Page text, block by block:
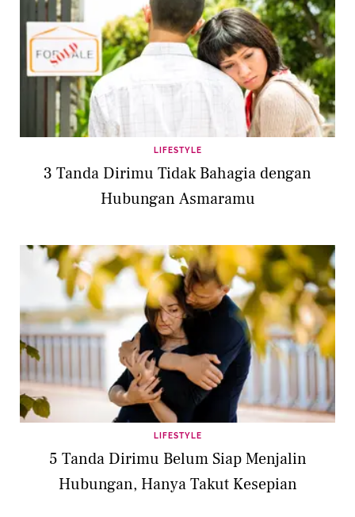
LIFESTYLE
3 Tanda Dirimu Tidak Bahagia dengan
Hubungan Asmaramu
LIFESTYLE
5 Tanda Dirimu Belum Siap Menjalin
Hubungan, Hanya Takut Kesepian